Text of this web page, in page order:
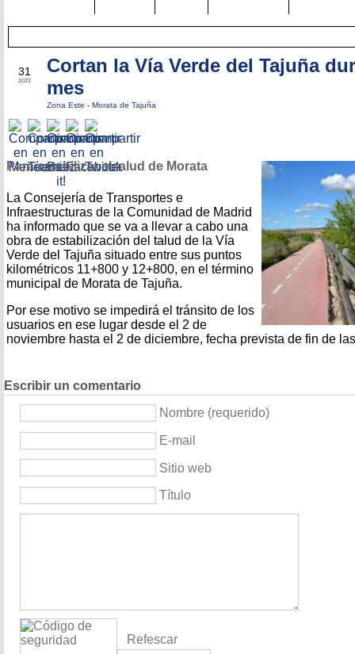
31
2022
Cortan la Vía Verde del Tajuña
mes
Zona Este - Morata de Tajuña
Para estabilizar el talud de Morata
La Consejería de Transportes e
Infraestructuras de la Comunidad de Madrid
ha informado que se va a llevar a cabo una
obra de estabilización del talud de la Vía
Verde del Tajuña situado entre sus puntos
kilométricos 11+800 y 12+800, en el término
municipal de Morata de Tajuña.
Por ese motivo se impedirá el tránsito de los
usuarios en ese lugar desde el 2 de
noviembre hasta el 2 de diciembre, fecha prevista de fin de
Escribir un comentario
Nombre (requerido)
E-mail
Sitio web
Título
Refescar